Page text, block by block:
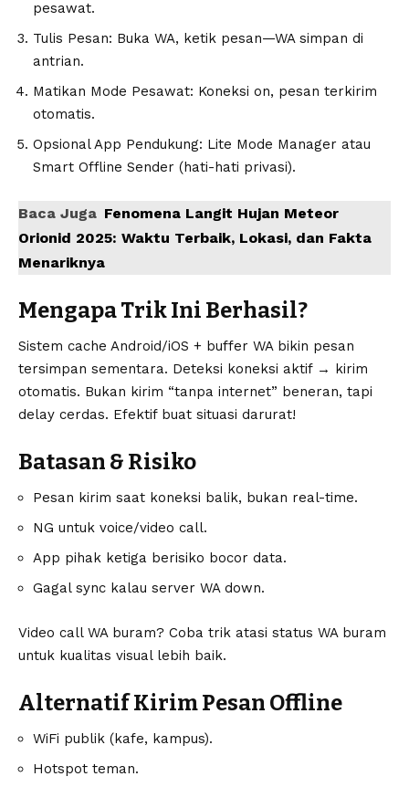
pesawat.
Tulis Pesan: Buka WA, ketik pesan—WA simpan di
antrian.
Matikan Mode Pesawat: Koneksi on, pesan terkirim
otomatis.
Opsional App Pendukung: Lite Mode Manager atau
Smart Offline Sender (hati-hati privasi).
Baca Juga Fenomena Langit Hujan Meteor
Orionid 2025: Waktu Terbaik, Lokasi, dan Fakta
Menariknya
Mengapa Trik Ini Berhasil?
Sistem cache Android/iOS + buffer WA bikin pesan
tersimpan sementara. Deteksi koneksi aktif → kirim
otomatis. Bukan kirim “tanpa internet” beneran, tapi
delay cerdas. Efektif buat situasi darurat!
Batasan & Risiko
Pesan kirim saat koneksi balik, bukan real-time.
NG untuk voice/video call.
App pihak ketiga berisiko bocor data.
Gagal sync kalau server WA down.
Video call WA buram? Coba trik atasi status WA buram
untuk kualitas visual lebih baik.
Alternatif Kirim Pesan Offline
WiFi publik (kafe, kampus).
Hotspot teman.